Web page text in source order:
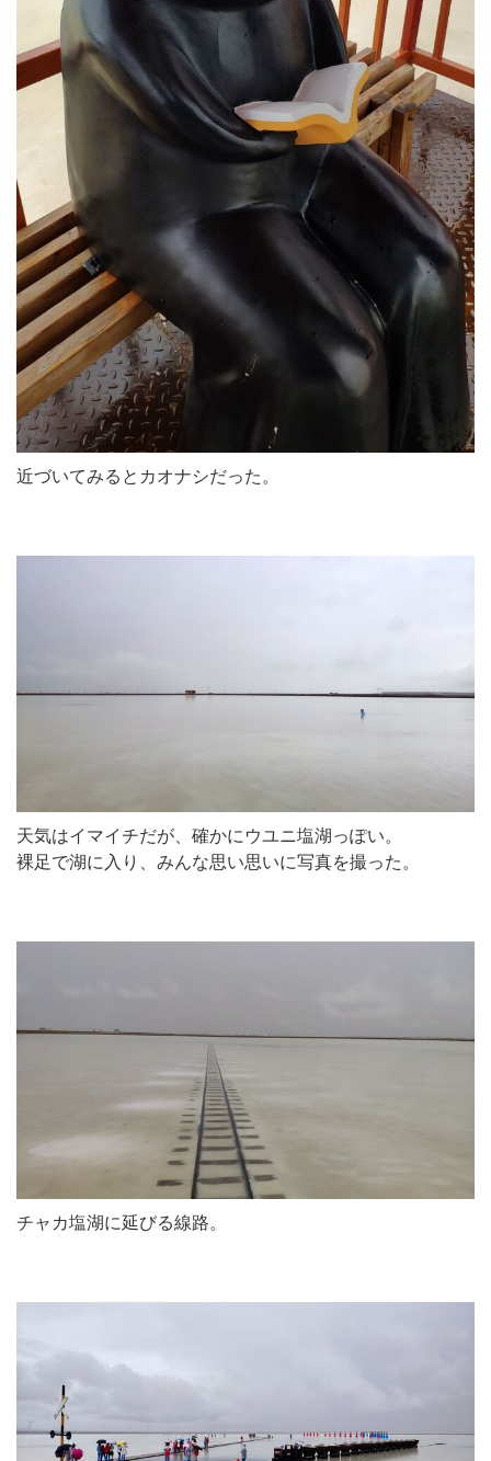
近づいてみるとカオナシだった。
天気はイマイチだが、確かにウユニ塩湖っぽい。
裸足で湖に入り、みんな思い思いに写真を撮った。
チャカ塩湖に延びる線路。